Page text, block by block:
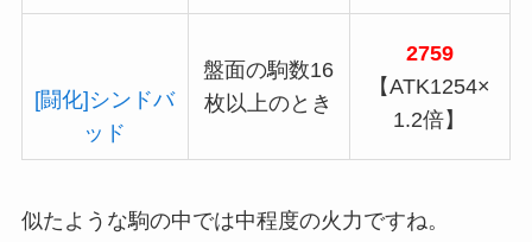
[闘化]シンドバ
ッド
盤面の駒数16
枚以上のとき
2759
【ATK1254×
1.2倍】
似たような駒の中では中程度の火力ですね。